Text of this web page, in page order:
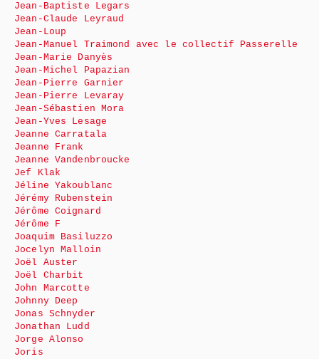
Jean-Baptiste Legars
Jean-Claude Leyraud
Jean-Loup
Jean-Manuel Traimond avec le collectif Passerelle
Jean-Marie Danyès
Jean-Michel Papazian
Jean-Pierre Garnier
Jean-Pierre Levaray
Jean-Sébastien Mora
Jean-Yves Lesage
Jeanne Carratala
Jeanne Frank
Jeanne Vandenbroucke
Jef Klak
Jéline Yakoublanc
Jérémy Rubenstein
Jérôme Coignard
Jérôme F
Joaquim Basiluzzo
Jocelyn Malloin
Joël Auster
Joël Charbit
John Marcotte
Johnny Deep
Jonas Schnyder
Jonathan Ludd
Jorge Alonso
Joris